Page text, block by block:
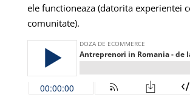
ele functioneaza (datorita experientei
comunitate).